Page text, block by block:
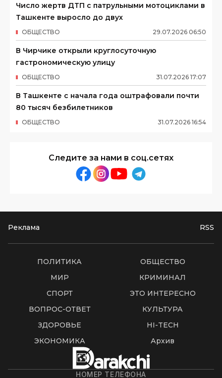
Число жертв ДТП с патрульными мотоциклами в
Ташкенте выросло до двух
29.07.2026 06:50
ОБЩЕСТВО
В Чирчике открыли круглосуточную
гастрономическую улицу
31.07.2026 17:07
ОБЩЕСТВО
В Ташкенте с начала года оштрафовали почти
80 тысяч безбилетников
31.07.2026 16:54
ОБЩЕСТВО
Следите за нами в соц.сетях
Реклама RSS
ПОЛИТИКА
ОБЩЕСТВО
МИР
КРИМИНАЛ
СПОРТ
ЭТО ИНТЕРЕСНО
ВОПРОС-ОТВЕТ
КУЛЬТУРА
ЗДОРОВЬЕ
HI-TECH
ЭКОНОМИКА
Архив
НОМЕР ТЕЛЕФОНА